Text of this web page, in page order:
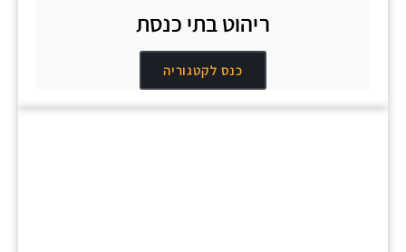
ריהוט בתי כנסת
כנס לקטגוריה